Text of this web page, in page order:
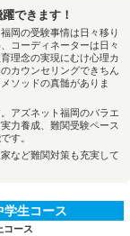
できます！
岡の受験事情は日々移り
コーディネーターは日々
理念の実現にむけ心理カ
カウンセリングできちん
ソッドの真髄がありま
アズネット福岡のバラエ
力養成、難関受験ペース
す。
など難関対策も充実して
学生コース
コース